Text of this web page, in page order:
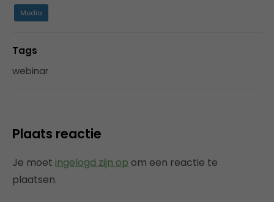
Media
Tags
webinar
Plaats reactie
Je moet ingelogd zijn op om een reactie te
plaatsen.